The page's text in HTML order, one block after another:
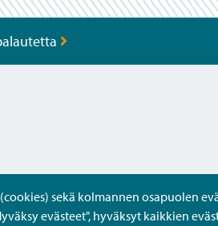
sekä kolmannen osapuolen
evästeet", hyväksyt kaikkien